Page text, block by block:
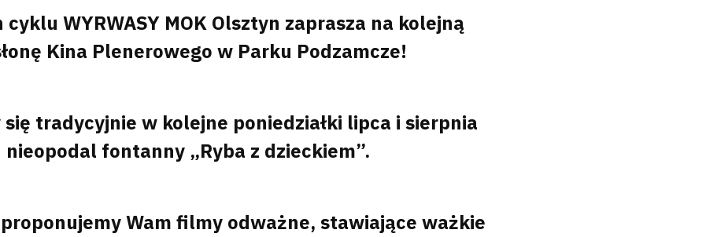
cyklu WYRWASY MOK Olsztyn zaprasza na kolejną
Kina Plenerowego w Parku Podzamcze!
tradycyjnie w kolejne poniedziałki lipca i sierpnia
nieopodal fontanny „Ryba z dzieckiem”.
Wam filmy odważne, stawiające ważkie